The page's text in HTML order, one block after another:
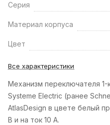
Серия
Материал корпуса
Цвет
Все характеристики
Механизм переключателя 1-
Systeme Electric (ранее
AtlasDesign в цвете белый
В и на ток 10 А.